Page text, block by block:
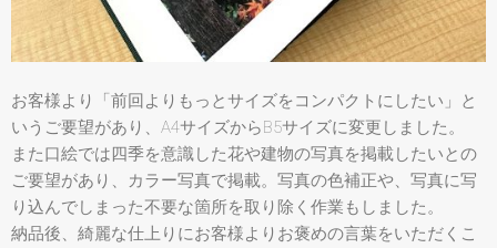
お客様より「前回よりもっとサイズをコンパクトにしたい」と
いうご要望があり、A4サイズからB5サイズに変更しました。
また口絵では四季を意識した花や建物の写真を掲載したいとの
ご要望があり、カラー写真で掲載。写真の色補正や、写真に写
り込んでしまった不要な箇所を取り除く作業もしました。
納品後、綺麗な仕上りにお客様よりお褒めの言葉をいただくこ